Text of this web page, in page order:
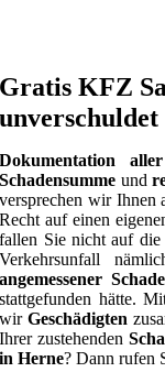
Gratis KFZ
unverschuldet
Dokumentation
Schadensumme und
versprechen wir Ihnen
Recht auf einen
fallen Sie nicht auf die
Verkehrsunfall
angemessener
stattgefunden hätte.
wirGeschädigten
Ihrer zustehenden
in Herne? Dann rufen